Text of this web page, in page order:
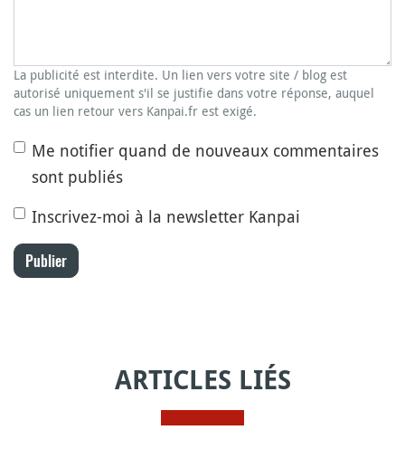
La publicité est interdite. Un lien vers votre site / blog est
autorisé uniquement s'il se justifie dans votre réponse, auquel
cas un lien retour vers Kanpai.fr est exigé.
Me notifier quand de nouveaux commentaires
sont publiés
Inscrivez-moi à la newsletter Kanpai
Publier
ARTICLES LIÉS